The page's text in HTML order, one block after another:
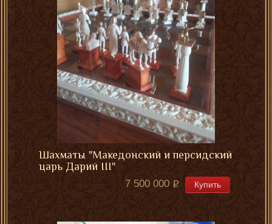
Шахматы "Македонский и персидский
царь Дарий III"
7 500 000 Купить